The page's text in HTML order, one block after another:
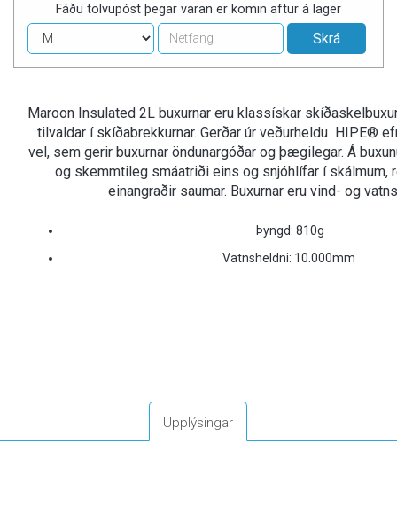
Fáðu tölvupóst þegar varan er komin aftur á lager
Maroon Insulated 2L buxurnar eru klassískar
tilvaldar í skíðabrekkurnar. Gerðar úr veðurheldu HIPE®
vel, sem gerir buxurnar öndunargóðar og þægilegar. Á
og skemmtileg smáatriði eins og snjóhlífar í skálmum,
einangraðir saumar. Buxurnar eru vind- og
Þyngd: 810g
Vatnsheldni: 10.000mm
Upplýsingar